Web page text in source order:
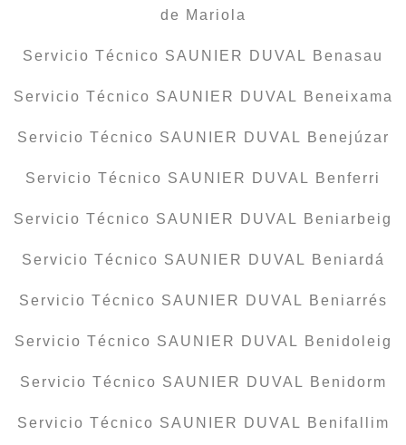
de Mariola
Servicio Técnico SAUNIER DUVAL Benasau
Servicio Técnico SAUNIER DUVAL Beneixama
Servicio Técnico SAUNIER DUVAL Benejúzar
Servicio Técnico SAUNIER DUVAL Benferri
Servicio Técnico SAUNIER DUVAL Beniarbeig
Servicio Técnico SAUNIER DUVAL Beniardá
Servicio Técnico SAUNIER DUVAL Beniarrés
Servicio Técnico SAUNIER DUVAL Benidoleig
Servicio Técnico SAUNIER DUVAL Benidorm
Servicio Técnico SAUNIER DUVAL Benifallim